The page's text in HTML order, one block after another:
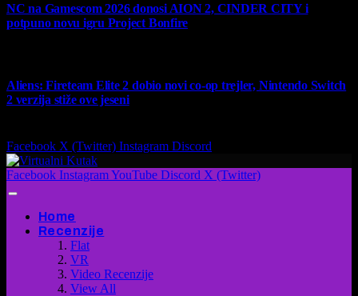
NC na Gamescom 2026 donosi AION 2, CINDER CITY i
potpuno novu igru Project Bonfire
Aliens: Fireteam Elite 2 dobio novi co-op trejler, Nintendo Switch
2 verzija stiže ove jeseni
Facebook X (Twitter) Instagram Discord
Facebook InstagramYouTube Discord X (Twitter)
Home
Recenzije
Flat
VR
Video Recenzije
View All